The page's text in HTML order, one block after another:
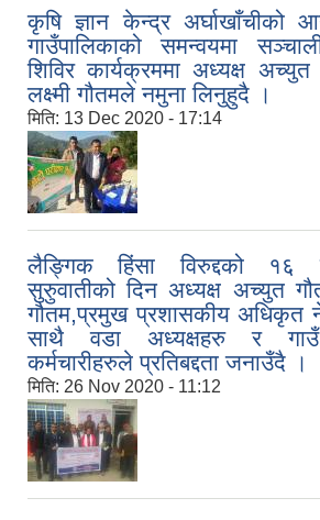
कृषि ज्ञान केन्द्र अर्घाखाँचीको
गाउँपालिकाको समन्वयमा
शिविर कार्यक्रममा अध्यक्ष अच्युत
लक्ष्मी गौतमले नमुना लिनुहुदै ।
मिति: 13 Dec 2020 - 17:14
लैङ्गिक हिंसा विरुद्दको १६
सुरुुवातीको दिन अध्यक्ष अच्युत
गौतम,प्रमुख प्रशासकीय अधिकृत
साथै वडा अध्यक्षहरु र गाउँ
कर्मचारीहरुले प्रतिबद्दता जनाउँदै ।
मिति: 26 Nov 2020 - 11:12